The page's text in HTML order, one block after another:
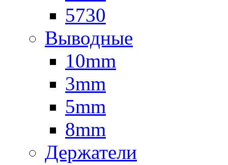
5730
Выводные
10mm
3mm
5mm
8mm
Держатели